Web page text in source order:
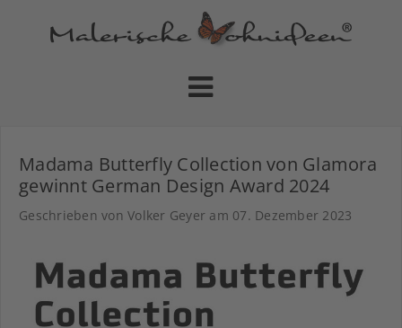
Madama Butterfly Collection von Glamora
gewinnt German Design Award 2024
Geschrieben von Volker Geyer am 07. Dezember 2023